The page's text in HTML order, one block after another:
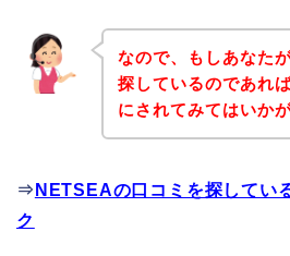
なので、もしあなた
探しているのであれ
にされてみてはいか
⇒ NETSEAの口コミを探してい
ク